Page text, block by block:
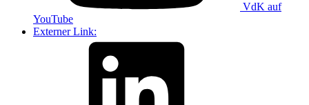
VdK auf
YouTube
Externer Link: